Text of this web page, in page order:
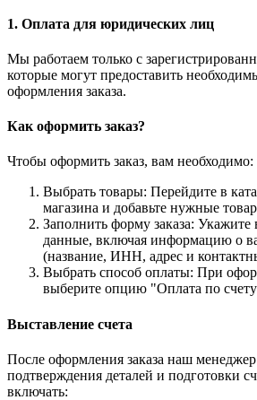
1. Оплата для юридических лиц
Мы работаем только с
которые могут предоставить
оформления заказа.
Как оформить заказ?
Чтобы оформить заказ, вам необходимо:
Выбрать товары: Перейдите в
магазина и добавьте нужные
Заполнить форму заказа: Укажите
данные, включая информацию о
(название, ИНН, адрес и
Выбрать способ оплаты: При
выберите опцию "Оплата по
Выставление счета
После оформления заказа наш
подтверждения деталей и подготовки
включать: